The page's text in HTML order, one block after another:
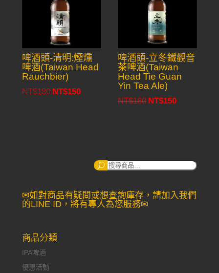
啤酒頭-清明:煙燻
啤酒(Taiwan Head
Rauchbier)
NT$180 Original
NT$150Current
啤酒頭-立冬鐵觀音
茶啤酒(Taiwan
Head Tie Guan
Yin Tea Ale)
NT$180 Original
NT$150Current
搜
✉如對商品有疑問或想查詢庫存，請加入我們
的LINE ID，將有專人為您服務✉
商品分類
IPA啤酒
優惠活動